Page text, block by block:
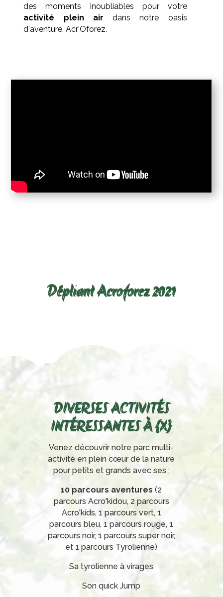
des moments inoubliables pour votre
activité plein air dans notre oasis
d'aventure, Acr'Oforez.
Dépliant Acroforez 2021
DIVERSES ACTIVITÉS
INTÉRESSANTES À {X}
Venez découvrir notre parc multi-
activité en plein cœur de la nature
pour petits et grands avec ses :
10 parcours aventures(2
parcours Acro'kidou, 2 parcours
Acro'kids, 1 parcours vert, 1
parcours bleu, 1 parcours rouge, 1
parcours noir, 1 parcours super noir,
et 1 parcours Tyrolienne)
Sa tyrolienne à virages
Son quick Jump